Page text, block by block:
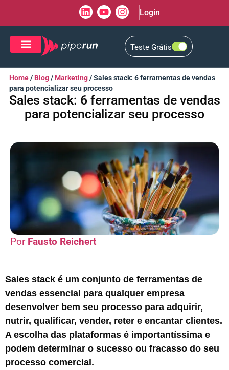
Login
Teste Grátis
Home/ Blog/ Marketing/Sales stack: 6 ferramentas de vendas
para potencializar seu processo
Sales stack: 6 ferramentas de vendas
para potencializar seu processo
Fausto Reichert
Sales stack é um conjunto de ferramentas de
vendas essencial para qualquer empresa
desenvolver bem seu processo para adquirir,
nutrir, qualificar, vender, reter e encantar clientes.
A escolha das plataformas é importantíssima e
podem determinar o sucesso ou fracasso do seu
processo comercial.